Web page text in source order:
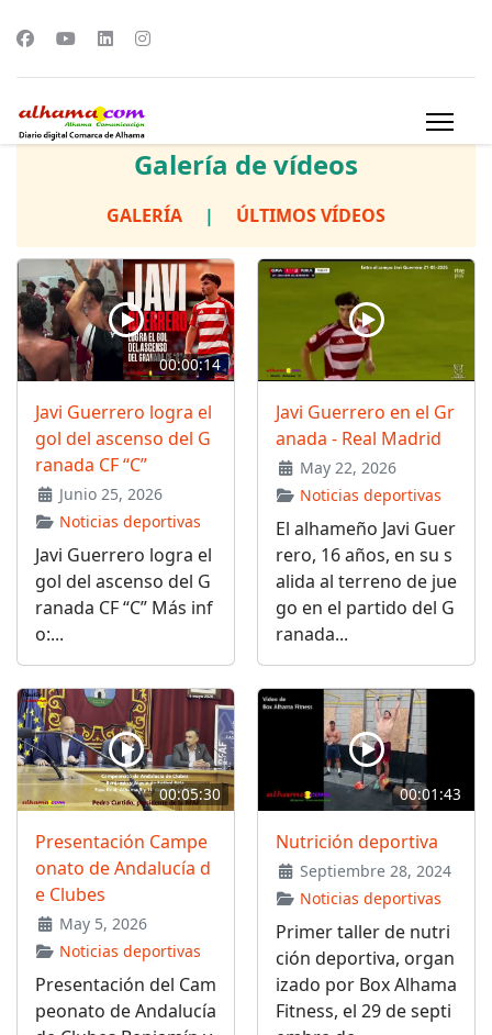
Galería de vídeos
GALERÍA | ÚLTIMOS VÍDEOS
00:00:14
Javi Guerrero logra el
gol del ascenso del G
ranada CF “C”
Junio 25, 2026
Noticias deportivas
Javi Guerrero logra el
gol del ascenso del G
ranada CF “C” Más inf
o:...
Javi Guerrero en el Gr
anada - Real Madrid
May 22, 2026
Noticias deportivas
El alhameño Javi Guer
rero, 16 años, en su s
alida al terreno de jue
go en el partido del G
ranada...
00:05:30
Presentación Campe
onato de Andalucía d
e Clubes
May 5, 2026
Noticias deportivas
Presentación del Cam
peonato de Andalucía
00:01:43
Nutrición deportiva
Septiembre 28, 2024
Noticias deportivas
Primer taller de nutri
ción deportiva, organ
izado por Box Alhama
Fitness, el 29 de septi